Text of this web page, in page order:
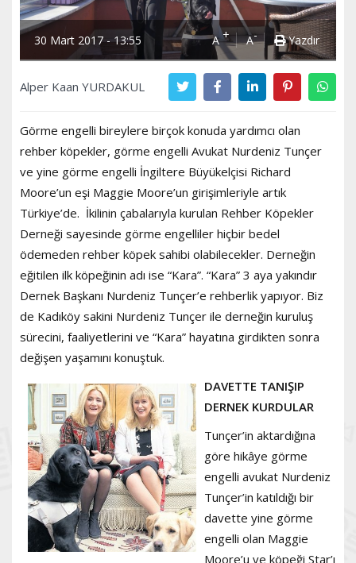
30 Mart 2017 - 13:55 A+ A- Yazdır
Alper Kaan YURDAKUL
Görme engelli bireylere birçok konuda yardımcı olan
rehber köpekler, görme engelli Avukat Nurdeniz Tunçer
ve yine görme engelli İngiltere Büyükelçisi Richard
Moore’un eşi Maggie Moore’un girişimleriyle artık
Türkiye’de. İkilinin çabalarıyla kurulan Rehber Köpekler
Derneği sayesinde görme engelliler hiçbir bedel
ödemeden rehber köpek sahibi olabilecekler. Derneğin
eğitilen ilk köpeğinin adı ise “Kara”. “Kara” 3 aya yakındır
Dernek Başkanı Nurdeniz Tunçer’e rehberlik yapıyor. Biz
de Kadıköy sakini Nurdeniz Tunçer ile derneğin kuruluş
sürecini, faaliyetlerini ve “Kara” hayatına girdikten sonra
değişen yaşamını konuştuk.
DAVETTE TANIŞIP
DERNEK KURDULAR
Tunçer’in aktardığına
göre hikâye görme
engelli avukat Nurdeniz
Tunçer’in katıldığı bir
davette yine görme
engelli olan Maggie
Moore’u ve köpeği Star’ı